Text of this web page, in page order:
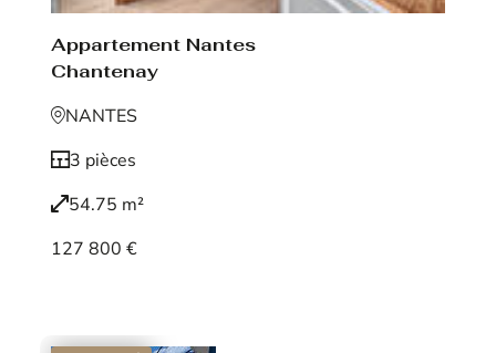
Appartement Nantes
Chantenay
NANTES
3 pièces
54.75 m²
127 800 €